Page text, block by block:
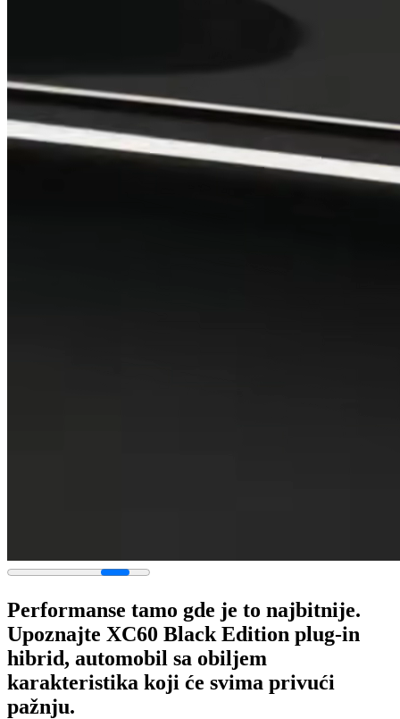
Performanse tamo gde je to najbitnije.
Upoznajte XC60 Black Edition plug-in
hibrid, automobil sa obiljem
karakteristika koji će svima privući
pažnju.